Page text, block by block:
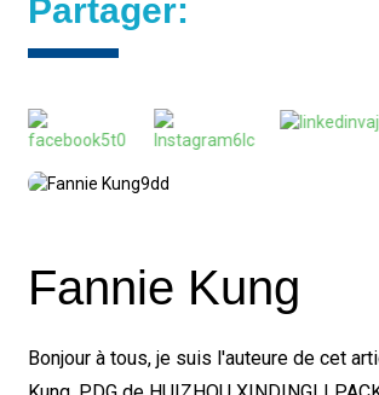
Partager:
Fannie Kung
Bonjour à tous, je suis l'auteure de cet